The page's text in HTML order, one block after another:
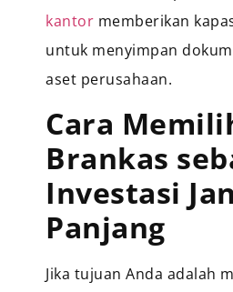
kantor memberikan
untuk menyimpan
aset perusahaan.
Cara
Brankas
Investasi
Panjang
Jika tujuan Anda adalah